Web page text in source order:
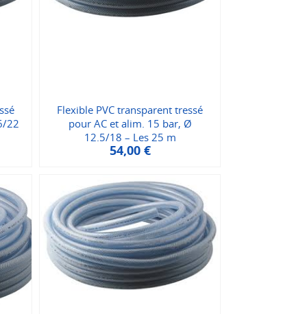
22
Flexible PVC transparent tressé
pour AC et alim. 15 bar, Ø
12.5/18 – Les 25 m
54,00 €